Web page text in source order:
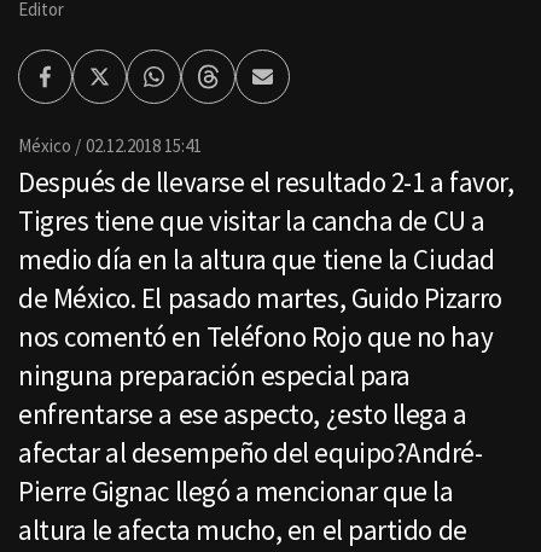
Editor
FacebookTwitterWhatsappThreadsEnviar
por
México 02.12.2018 15:41
Después de llevarse el resultado 2-1 a favor,
Tigres tiene que visitar la cancha de CU a
medio día en la altura que tiene la Ciudad
de México. El pasado martes, Guido Pizarro
nos comentó en Teléfono Rojo que no hay
ninguna preparación especial para
enfrentarse a ese aspecto, ¿esto llega a
afectar al desempeño del equipo?André-
Pierre Gignac llegó a mencionar que la
altura le afecta mucho, en el partido de